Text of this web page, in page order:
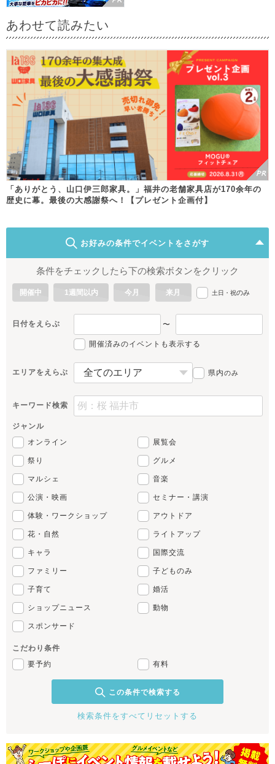
あわせて読みたい
「ありがとう、山口伊三郎家具。」福井の老舗家具店が170余年の
歴史に幕。最後の大感謝祭へ！【プレゼント企画付】
お好みの条件でイベントをさがす
条件をチェックしたら下の検索ボタンをクリック
開催中 1週間以内 今月 来月 土日・祝のみ
日付をえらぶ 〜
開催済みのイベントも表示する
エリアをえらぶ 県内のみ
キーワード検索
ジャンル
オンライン
展覧会
祭り グルメ
マルシェ 音楽
公演・映画 セミナー・講演
体験・ワークショップ アウトドア
花・自然 ライトアップ
キャラ 国際交流
ファミリー 子どものみ
子育て 婚活
ショップニュース 動物
スポンサード
こだわり条件
要予約
有料
この条件で検索する
検索条件をすべてリセットする